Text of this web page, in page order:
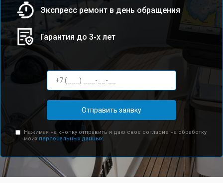
Экспресс ремонт в день обращения
Гарантия до 3-х лет
Отправить заявку
Нажимая на кнопку отправить я даю свое согласие на обработку
моих персональных данных.